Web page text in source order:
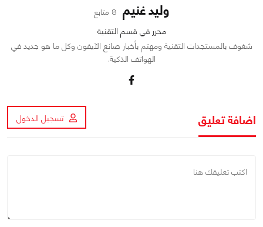
وليد غنيم 8 متابع
محرر في قسم التقنية
شغوف بالمستجدات التقنية ومهتم بأخبار صانع الآيفون وكل ما هو جديد في
الهواتف الذكية.
اضافة تعليق تسجيل الدخول